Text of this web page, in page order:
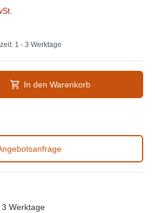
1 - 3 Werktage
In den Warenkorb
Werktage